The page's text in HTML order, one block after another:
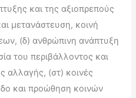
και της αξιοπρεπούς
μετανάστευση, κοινή
(δ) ανθρώπινη ανάπτυξη
του περιβάλλοντος και
αλλαγής, (στ) κοινές
και προώθηση κοινών